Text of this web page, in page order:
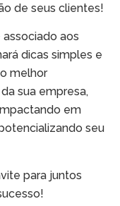
de seus clientes!
associado aos
dicas simples e
melhor
sua empresa,
em
seu
para juntos